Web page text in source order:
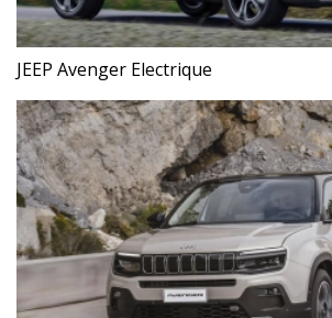
JEEP Avenger Electrique